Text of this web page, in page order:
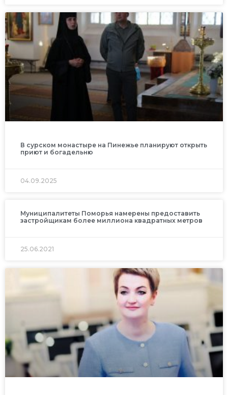
В сурском монастыре на Пинежье планируют открыть
приют и богадельню
04.09.2025
Муниципалитеты Поморья намерены предоставить
застройщикам более миллиона квадратных метров
25.06.2021